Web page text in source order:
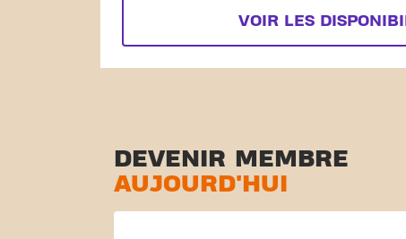
VOIR LES
DEVENIR MEMBRE
AUJOURD'HUI